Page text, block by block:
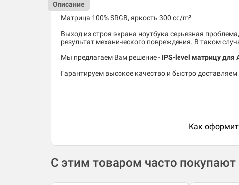
Описание
Матрица 100% SRGB, яркость 300 cd/m²
Выход из строя экрана ноутбука серьезная
результат механического повреждения. В таком
Мы предлагаем Вам решение - IPS-level матрицу для
Гарантируем высокое качество и быстро
Как
С этим товаром часто покупают